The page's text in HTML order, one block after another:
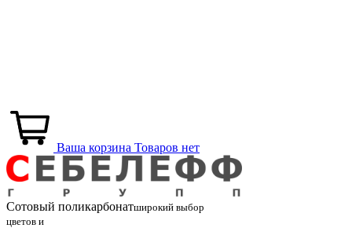
Ваша корзина Товаров нет
Сотовый поликарбонатширокий выбор
цветов и